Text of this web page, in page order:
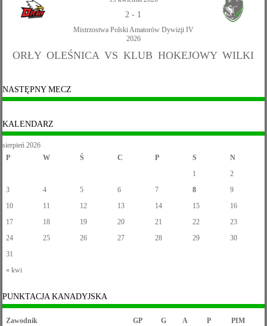
2 - 1
Mistrzostwa Polski Amatorów Dywizji IV
2026
ORŁY OLEŚNICA VS KLUB HOKEJOWY WILKI
NASTĘPNY MECZ
KALENDARZ
sierpień 2026
P
W Ś C P S N
« kwi
1
2
3
4 5 6 7 8
9
10
11 12 13 14 15
16
17
18 19 20 21 22
23
24
25 26 27 28 29
30
31
PUNKTACJA KANADYJSKA
Zawodnik GP G A P PIM